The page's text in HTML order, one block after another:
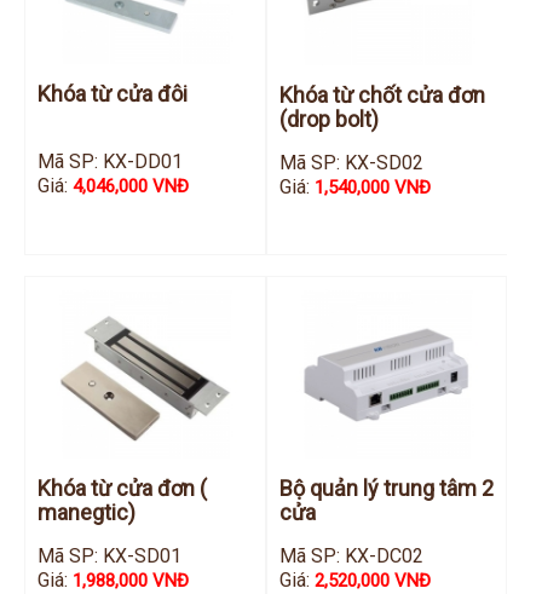
Khóa từ cửa đôi
Mã SP: KX-DD01
Giá:4,046,000 VNĐ
Khóa từ chốt cửa đơn
(drop bolt)
Mã SP: KX-SD02
Giá: 1,540,000 VNĐ
Khóa từ cửa đơn (
manegtic)
Mã SP: KX-SD01
Giá: 1,988,000 VNĐ
Bộ quản lý trung tâm 2
cửa
Mã SP: KX-DC02
Giá: 2,520,000 VNĐ